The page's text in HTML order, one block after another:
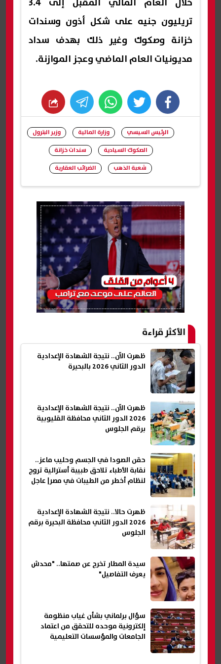
تريليون جنيه على شكل أذون وسندات
خزانة وصكوك وغير ذلك بهدف سداد
مديونيات العام الماضي وعجز الموازنة.
facebook
twitter
whats
الرئيس السيسي وزارة المالية
وزير البترول
الصكوك السيادية
سندات خزانة
شعبة الذهب
الضرائب العقارية
الأكثر قراءة
ظهرت الآن.. نتيجة الشهادة الإعدادية
الدور الثاني 2026 بالبحيرة
ظهرت الآن.. نتيجة الشهادة الإعدادية
2026 الدور الثاني محافظة القليوبية
برقم الجلوس
حقن الصودا في الجسم وحليب ماعز..
نقابة الأطباء تلاحق طبيبة أسترالية تروج
لنظام أخطر من الطيبات في مصر| عاجل
ظهرت حالا.. نتيجة الشهادة الإعدادية
2026 الدور الثاني محافظة البحيرة برقم
الجلوس
سيدة المطار تخرج عن صمتها.. "محدش
يعرف التفاصيل"
سؤال برلماني بشأن غياب منظومة
إلكترونية موحده للتحقق من اعتماد
الجامعات والمؤسسات التعليمية